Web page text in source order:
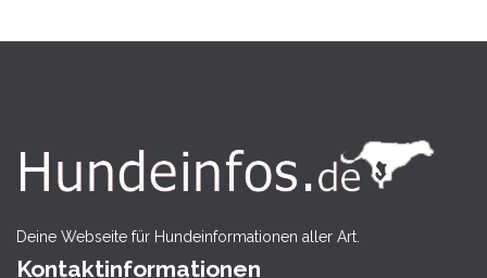
Deine Webseite für Hundeinformationen aller Art.
Kontaktinformationen